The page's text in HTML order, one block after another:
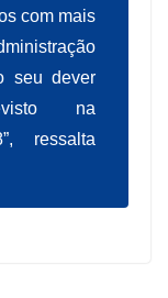
com mais
seu dever
na
ressalta